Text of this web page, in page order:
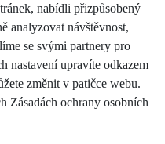
nabídli přizpůsobený
analyzovat návštěvnost,
se svými partnery pro
nastavení upravíte odkazem
změnit v patičce webu.
Zásadách ochrany osobních